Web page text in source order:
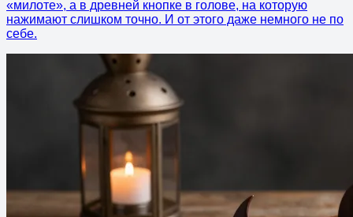
«милоте», а в древней кнопке в голове, на которую
нажимают слишком точно. И от этого даже немного не по
себе.